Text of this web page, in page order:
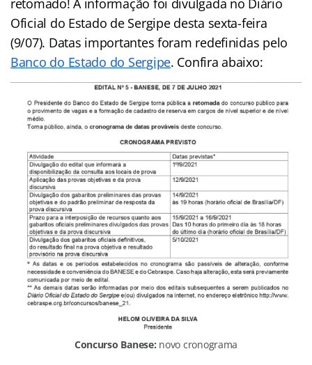
retomado! A informação foi divulgada no Diário
Oficial do Estado de Sergipe desta sexta-feira
(9/07). Datas importantes foram redefinidas pelo
Banco do Estado do Sergipe. Confira abaixo:
Concurso Banese: novo cronograma